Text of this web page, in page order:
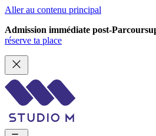
Aller au contenu principal
Admission immédiate post-
réserve ta place